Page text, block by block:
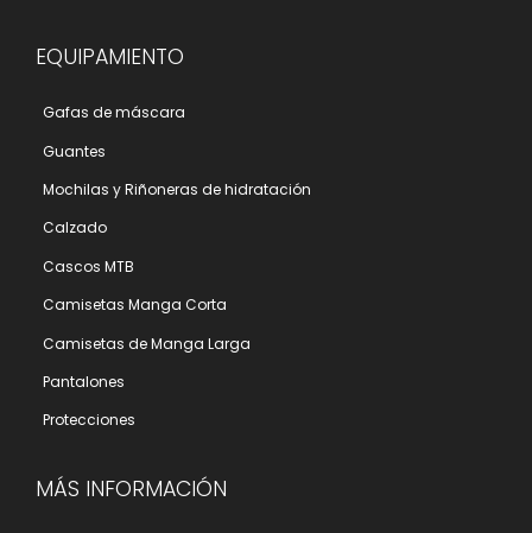
EQUIPAMIENTO
Gafas de máscara
Guantes
Mochilas y Riñoneras de hidratación
Calzado
Cascos MTB
Camisetas Manga Corta
Camisetas de Manga Larga
Pantalones
Protecciones
MÁS INFORMACIÓN